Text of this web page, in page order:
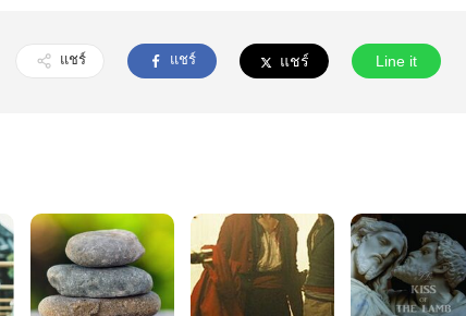
แชร์ แชร์ แชร์ Line it